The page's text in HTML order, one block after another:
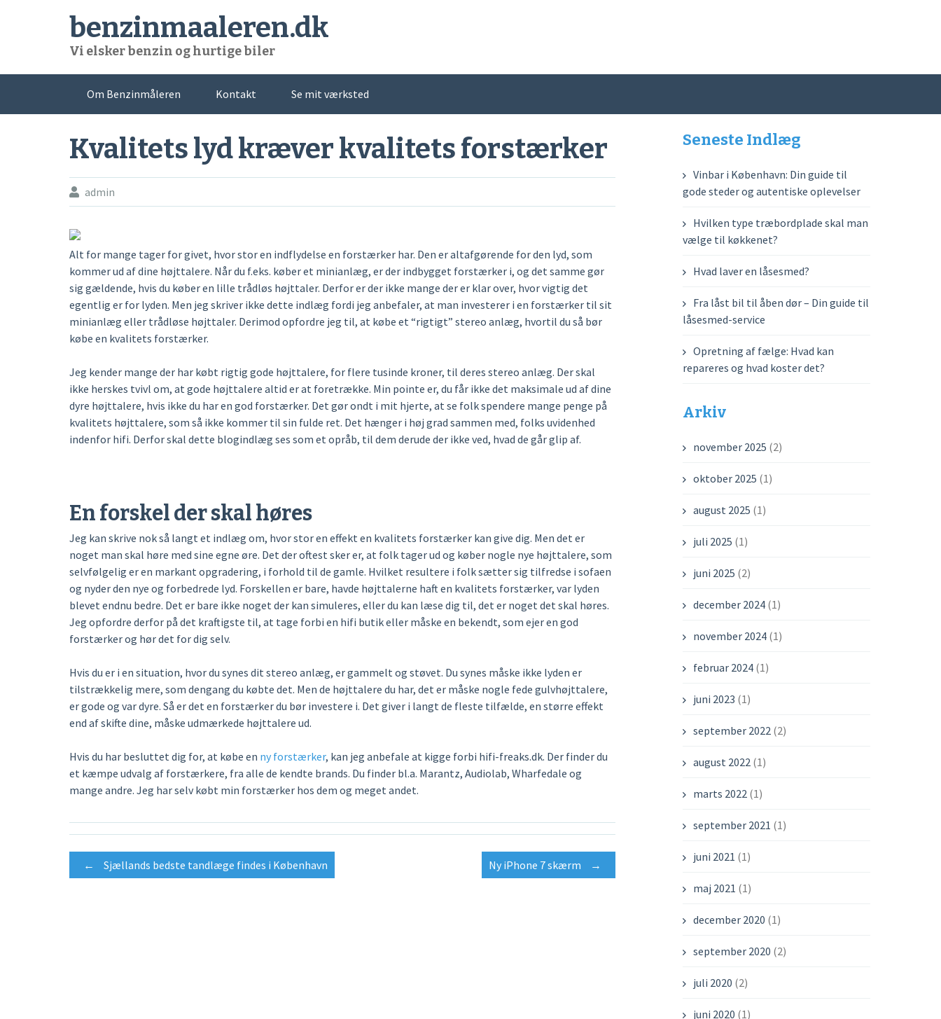
benzinmaaleren.dk
Vi elsker benzin og hurtige biler
Om Benzinmåleren Kontakt Se mit værksted
Kvalitets lyd kræver kvalitets forstærker
admin
Alt for mange tager for givet, hvor stor en indflydelse en forstærker har. Den er altafgørende for den lyd, som
kommer ud af dine højttalere. Når du f.eks. køber et minianlæg, er der indbygget forstærker i, og det samme gør
sig gældende, hvis du køber en lille trådløs højttaler. Derfor er der ikke mange der er klar over, hvor vigtig det
egentlig er for lyden. Men jeg skriver ikke dette indlæg fordi jeg anbefaler, at man investerer i en forstærker til sit
minianlæg eller trådløse højttaler. Derimod opfordre jeg til, at købe et “rigtigt” stereo anlæg, hvortil du så bør
købe en kvalitets forstærker.
Jeg kender mange der har købt rigtig gode højttalere, for flere tusinde kroner, til deres stereo anlæg. Der skal
ikke herskes tvivl om, at gode højttalere altid er at foretrække. Min pointe er, du får ikke det maksimale ud af dine
dyre højttalere, hvis ikke du har en god forstærker. Det gør ondt i mit hjerte, at se folk spendere mange penge på
kvalitets højttalere, som så ikke kommer til sin fulde ret. Det hænger i høj grad sammen med, folks uvidenhed
indenfor hifi. Derfor skal dette blogindlæg ses som et opråb, til dem derude der ikke ved, hvad de går glip af.
En forskel der skal høres
Jeg kan skrive nok så langt et indlæg om, hvor stor en effekt en kvalitets forstærker kan give dig. Men det er
noget man skal høre med sine egne øre. Det der oftest sker er, at folk tager ud og køber nogle nye højttalere, som
selvfølgelig er en markant opgradering, i forhold til de gamle. Hvilket resultere i folk sætter sig tilfredse i sofaen
og nyder den nye og forbedrede lyd. Forskellen er bare, havde højttalerne haft en kvalitets forstærker, var lyden
blevet endnu bedre. Det er bare ikke noget der kan simuleres, eller du kan læse dig til, det er noget det skal høres.
Jeg opfordre derfor på det kraftigste til, at tage forbi en hifi butik eller måske en bekendt, som ejer en god
forstærker og hør det for dig selv.
Hvis du er i en situation, hvor du synes dit stereo anlæg, er gammelt og støvet. Du synes måske ikke lyden er
tilstrækkelig mere, som dengang du købte det. Men de højttalere du har, det er måske nogle fede gulvhøjttalere,
er gode og var dyre. Så er det en forstærker du bør investere i. Det giver i langt de fleste tilfælde, en større effekt
end af skifte dine, måske udmærkede højttalere ud.
Hvis du har besluttet dig for, at købe en ny forstærker, kan jeg anbefale at kigge forbi hifi-freaks.dk. Der finder du
et kæmpe udvalg af forstærkere, fra alle de kendte brands. Du finder bl.a. Marantz, Audiolab, Wharfedale og
mange andre. Jeg har selv købt min forstærker hos dem og meget andet.
Post
← Sjællands bedste tandlæge findes i København Ny iPhone 7 skærm →
Seneste Indlæg
Vinbar i København: Din guide til
gode steder og autentiske oplevelser
Hvilken type træbordplade skal man
vælge til køkkenet?
Hvad laver en låsesmed?
Fra låst bil til åben dør – Din guide til
låsesmed-service
Opretning af fælge: Hvad kan
repareres og hvad koster det?
Arkiv
november 2025 (2)
oktober 2025 (1)
august 2025 (1)
juli 2025 (1)
juni 2025 (2)
december 2024 (1)
november 2024 (1)
februar 2024 (1)
juni 2023 (1)
september 2022 (2)
august 2022 (1)
marts 2022 (1)
september 2021 (1)
juni 2021 (1)
maj 2021 (1)
december 2020 (1)
september 2020 (2)
juli 2020 (2)
juni 2020 (1)